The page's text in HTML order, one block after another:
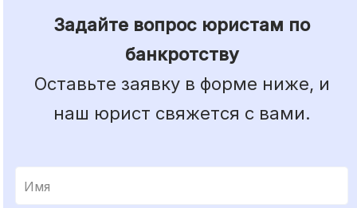
Задайте вопрос юристам по
банкротству
Оставьте заявку в форме ниже, и
наш юрист свяжется с вами.